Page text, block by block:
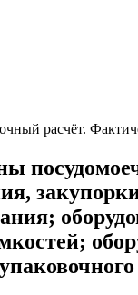
расчёт.